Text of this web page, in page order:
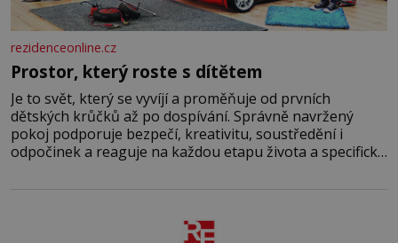
rezidenceonline.cz
Prostor, který roste s dítětem
Je to svět, který se vyvíjí a proměňuje od prvních
dětských krůčků až po dospívání. Správně navržený
pokoj podporuje bezpečí, kreativitu, soustředění i
odpočinek a reaguje na každou etapu života a specifické